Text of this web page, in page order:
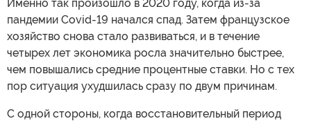
Именно так произошло в 2020 году, когда из-за
пандемии Covid-19 начался спад. Затем французское
хозяйство снова стало развиваться, и в течение
четырех лет экономика росла значительно быстрее,
чем повышались средние процентные ставки. Но с тех
пор ситуация ухудшилась сразу по двум причинам.
С одной стороны, когда восстановительный период